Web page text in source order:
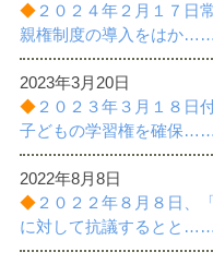
◆ ２０２４年２月１７日
親権制度の導入をはか……
2023年3月20日
◆ ２０２３年３月１８日
子どもの学習権を確保……
2022年8月8日
◆ ２０２２年８月８日、
に対して抗議するとと……